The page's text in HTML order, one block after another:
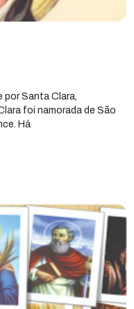
por Santa Clara,
foi namorada de São
Há